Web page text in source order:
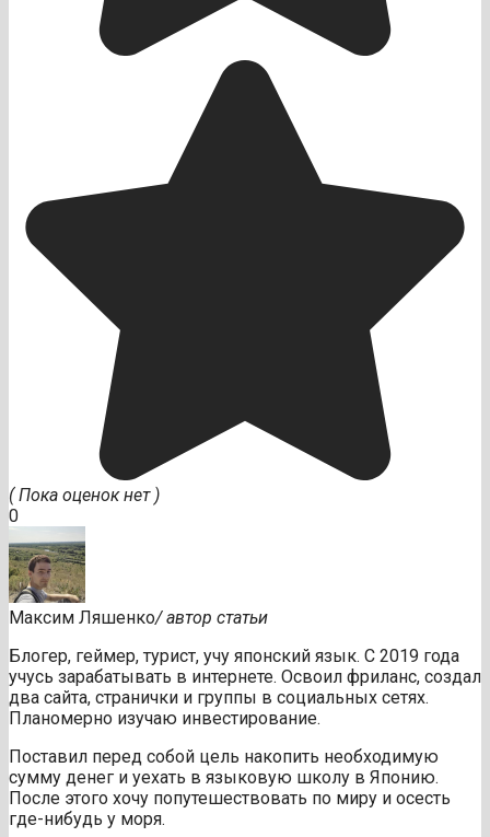
( Пока оценок нет )
0
Максим Ляшенко/ автор статьи
Блогер, геймер, турист, учу японский язык. С 2019 года
учусь зарабатывать в интернете. Освоил фриланс, создал
два сайта, странички и группы в социальных сетях.
Планомерно изучаю инвестирование.
Поставил перед собой цель накопить необходимую
сумму денег и уехать в языковую школу в Японию.
После этого хочу попутешествовать по миру и осесть
где-нибудь у моря.